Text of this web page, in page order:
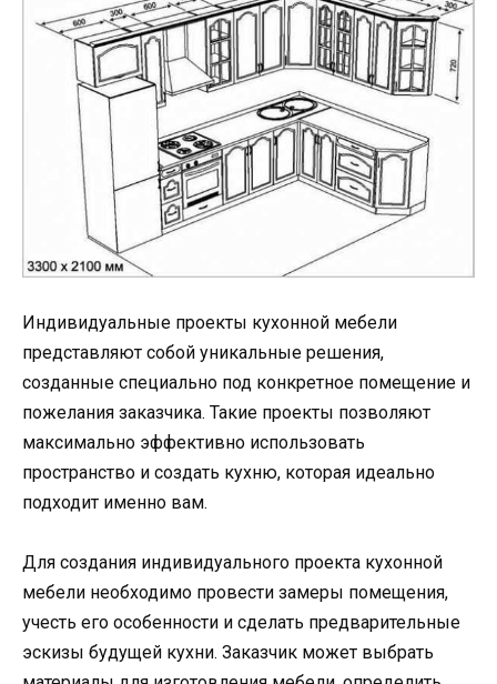
Индивидуальные проекты кухонной мебели
представляют собой уникальные решения,
созданные специально под конкретное помещение и
пожелания заказчика. Такие проекты позволяют
максимально эффективно использовать
пространство и создать кухню, которая идеально
подходит именно вам.
Для создания индивидуального проекта кухонной
мебели необходимо провести замеры помещения,
учесть его особенности и сделать предварительные
эскизы будущей кухни. Заказчик может выбрать